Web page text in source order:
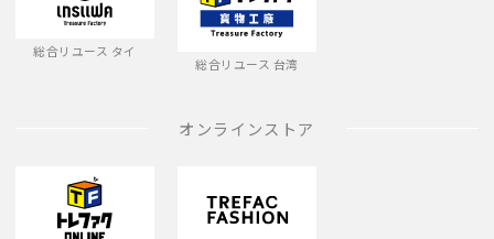
総合リユース タイ
総合リユース 台湾
オンラインストア